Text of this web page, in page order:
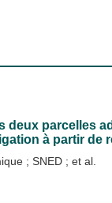
deux parcelles
à partir de
; SNED ; et al.